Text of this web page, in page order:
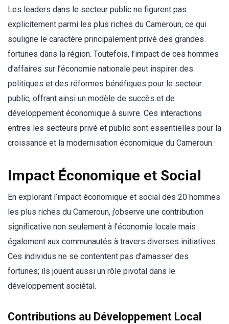
Les leaders dans le secteur public ne figurent pas
explicitement parmi les plus riches du Cameroun, ce qui
souligne le caractère principalement privé des grandes
fortunes dans la région. Toutefois, l’impact de ces hommes
d’affaires sur l’économie nationale peut inspirer des
politiques et des réformes bénéfiques pour le secteur
public, offrant ainsi un modèle de succès et de
développement économique à suivre. Ces interactions
entres les secteurs privé et public sont essentielles pour la
croissance et la modernisation économique du Cameroun.
Impact Économique et Social
En explorant l’impact économique et social des 20 hommes
les plus riches du Cameroun, j’observe une contribution
significative non seulement à l’économie locale mais
également aux communautés à travers diverses initiatives.
Ces individus ne se contentent pas d’amasser des
fortunes; ils jouent aussi un rôle pivotal dans le
développement sociétal.
Contributions au Développement Local